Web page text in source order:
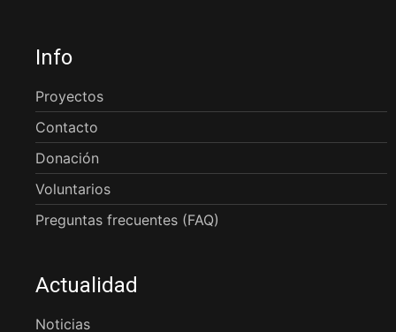
Info
Proyectos
Contacto
Donación
Voluntarios
Preguntas frecuentes (FAQ)
Actualidad
Noticias